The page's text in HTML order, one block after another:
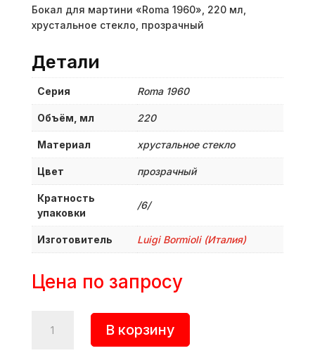
Бокал для мартини «Roma 1960», 220 мл,
хрустальное стекло, прозрачный
Детали
Серия Roma 1960
Объём, мл 220
Материал хрустальное стекло
Цвет прозрачный
Кратность
упаковки
/6/
Изготовитель Luigi Bormioli (Италия)
Цена по запросу
товара
В корзину